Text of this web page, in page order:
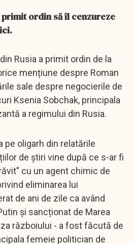
ordin să îl cenzureze
Rusia a primit ordin de la
mențiune despre Roman
sale despre negocierile de
Ksenia Sobchak, principala
a regimului din Rusia.
pe oligarh din relatările
de știri vine după ce s-ar fi
cu un agent chimic de
eliminarea lui
de ani de zile ca având
și sancționat de Marea
războiului - a fost făcută de
femeie politician de